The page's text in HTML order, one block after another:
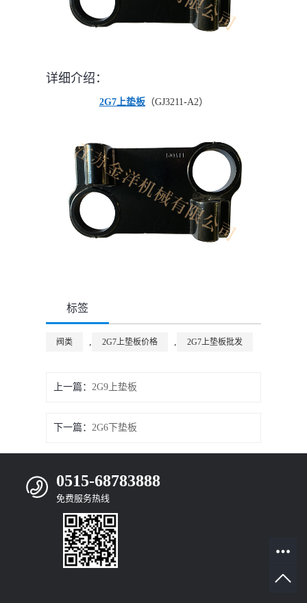
详细介绍：
2G7上垫板（GJ3211-A2）
标签
阀类 , 2G7上垫板价格 , 2G7上垫板批发
上一篇：2G9上垫板
下一篇：2G6下垫板
0515-68783888
免费服务热线